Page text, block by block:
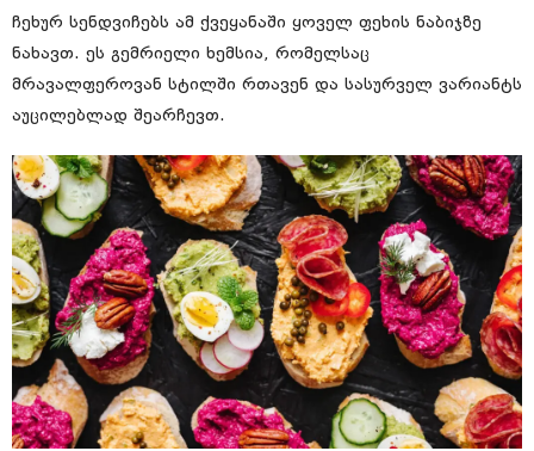
ჩეხურ სენდვიჩებს ამ ქვეყანაში ყოველ ფეხის ნაბიჯზე
ნახავთ. ეს გემრიელი ხემსია, რომელსაც
მრავალფეროვან სტილში რთავენ და სასურველ ვარიანტს
აუცილებლად შეარჩევთ.